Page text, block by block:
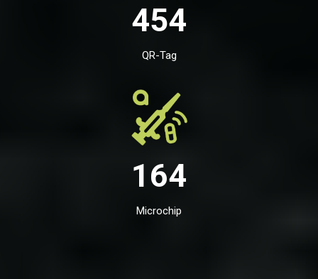
454
QR-Tag
164
Microchip